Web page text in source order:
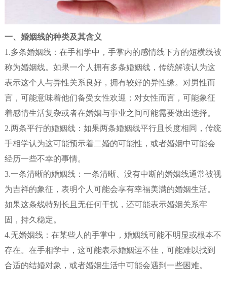
一、婚姻线的种类及其含义
1.多条婚姻线：在手相学中，手掌内的感情线下方的短横线被
称为婚姻线。如果一个人拥有多条婚姻线，传统解读认为这
表示这个人与异性关系良好，拥有较好的异性缘。对男性而
言，可能意味着他们备受女性欢迎；对女性而言，可能象征
着感情生活复杂或者在婚姻与事业之间可能需要做出选择。
2.两条平行的婚姻线：如果两条婚姻线平行且长度相同，传统
手相学认为这可能预示着二婚的可能性，或者婚姻中可能会
经历一些不幸的事情。
3.一条清晰的婚姻线：一条清晰、没有中断的婚姻线通常被视
为吉祥的象征，表明个人可能会享有幸福美满的婚姻生活。
如果这条线特别长且无任何干扰，还可能表示婚姻关系牢
固，持久稳定。
4.无婚姻线：在某些人的手掌中，婚姻线可能不明显或根本不
存在。在手相学中，这可能表示婚姻运不佳，可能难以找到
合适的结婚对象，或者婚姻生活中可能会遇到一些困难。